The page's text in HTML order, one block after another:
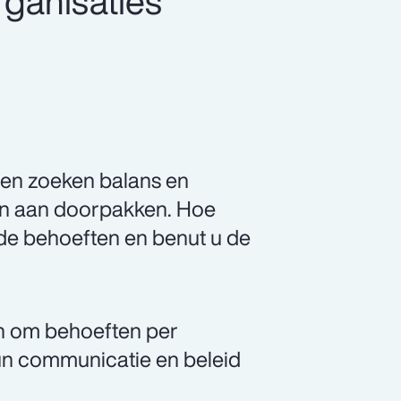
zoeken balans en
aan doorpakken. Hoe
behoeften en benut u de
om behoeften per
communicatie en beleid